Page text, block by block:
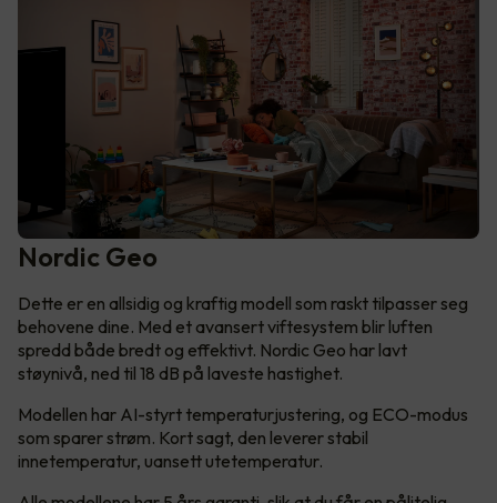
Nordic Geo
Dette er en allsidig og kraftig modell som raskt tilpasser seg
behovene dine. Med et avansert viftesystem blir luften
spredd både bredt og effektivt. Nordic Geo har lavt
støynivå, ned til 18 dB på laveste hastighet.
Modellen har AI-styrt temperaturjustering, og ECO-modus
som sparer strøm. Kort sagt, den leverer stabil
innetemperatur, uansett utetemperatur.